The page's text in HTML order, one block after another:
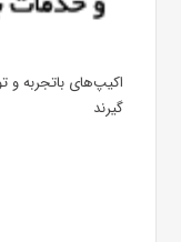
اکیپ‌های باتجربه و
گیرند